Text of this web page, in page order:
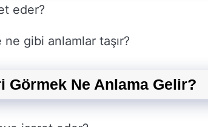
eder?
gibi anlamlar taşır?
Görmek Ne Anlama Gelir?